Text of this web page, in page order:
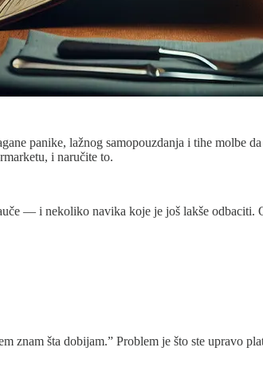
panike, lažnog samopouzdanja i tihe molbe
i naručite to.
— i nekoliko navika koje je još lakše odbaciti.
šta dobijam.” Problem je što ste upravo